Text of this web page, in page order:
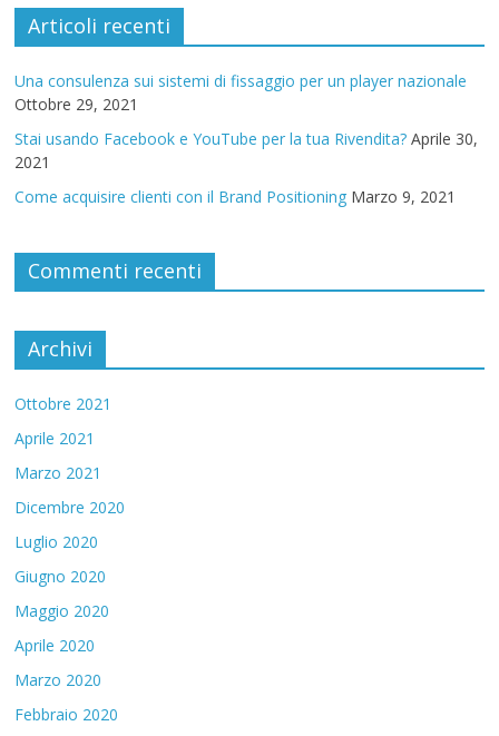
Articoli recenti
Una consulenza sui sistemi di fissaggio per un player nazionale
Ottobre 29, 2021
Stai usando Facebook e YouTube per la tua Rivendita? Aprile 30,
2021
Come acquisire clienti con il Brand Positioning Marzo 9, 2021
Commenti recenti
Archivi
Ottobre 2021
Aprile 2021
Marzo 2021
Dicembre 2020
Luglio 2020
Giugno 2020
Maggio 2020
Aprile 2020
Marzo 2020
Febbraio 2020